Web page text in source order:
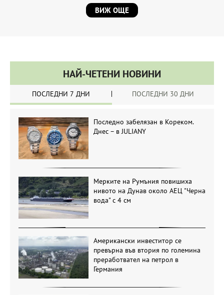
ВИЖ ОЩЕ
НАЙ-ЧЕТЕНИ НОВИНИ
ПОСЛЕДНИ 7 ДНИ ПОСЛЕДНИ 30 ДНИ
Последно забелязан в Кореком.
Днес – в JULIANY
Мерките на Румъния повишиха
нивото на Дунав около АЕЦ "Черна
вода" с 4 см
Американски инвеститор се
превърна във втория по големина
преработвател на петрол в
Германия